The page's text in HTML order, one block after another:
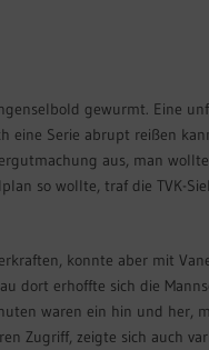
gewurmt. Eine
eine Serie abrupt reißen
aus, man
so wollte, traf die TVK-
konnte aber mit
dort erhoffte sich die
waren ein hin und her,
Zugriff, zeigte sich auch